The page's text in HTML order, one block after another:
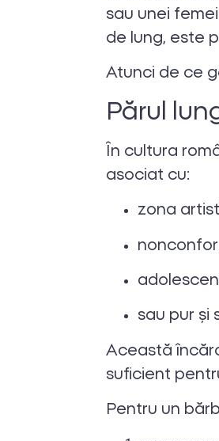
sau unei
de lung, este
Atunci de ce
Părul
În cultura
asociat cu:
zona
sau pur și
Această
suficient
Pentru un